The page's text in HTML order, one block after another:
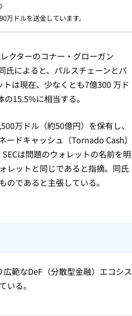
万ドルを送金しています。
クターのコナー・グローガン
氏によると、パルスチェーンとパ
は現在、少なくとも7億300 万ド
15.5%に相当する。
万ドル（約50億円）を保有し、
ドキャッシュ（Tornado Cash）
は問題のウォレットの名前を明
レットと同じであると指摘。同氏
であると主張している。
範なDeF（分散型金融）エコシス
いる。